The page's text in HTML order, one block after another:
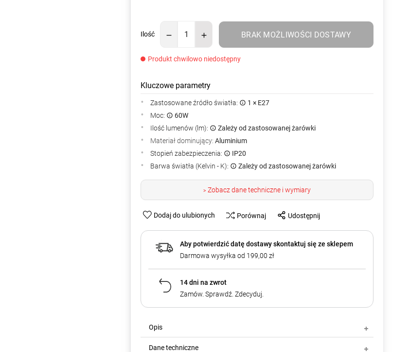
Ilość BRAK MOŻLIWOŚCI DOSTAWY
Produkt chwilowo niedostępny
Kluczowe parametry
Zastosowane źródło światła:
1 × E27
Moc:
60W
Ilość lumenów (lm):
Zależy od zastosowanej żarówki
Materiał dominujący: Aluminium
Stopień zabezpieczenia:
IP20
Barwa światła (Kelvin - K):
Zależy od zastosowanej żarówki
> Zobacz dane techniczne i wymiary
Dodaj do ulubionych Porównaj Udostępnij
Aby potwierdzić datę dostawy skontaktuj się ze sklepem
Darmowa wysyłka od 199,00 zł
14 dni na zwrot
Zamów. Sprawdź. Zdecyduj.
Opis
Dane techniczne